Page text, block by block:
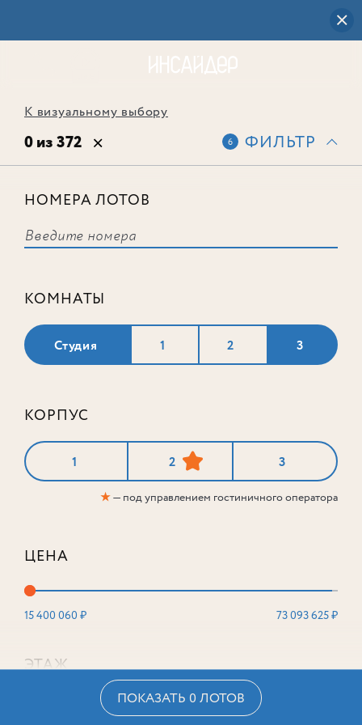
К визуальному выбору
0 из 372 6 ФИЛЬТР
НОМЕРА ЛОТОВ
КОМНАТЫ
Студия 1 2 3
КОРПУС
1 2 3
★— под управлением гостиничного оператора
ЦЕНА
15 400 060 ₽ 73 093 625 ₽
ЭТАЖ
ПОКАЗАТЬ 0 ЛОТОВ
соответствует ни одного лота